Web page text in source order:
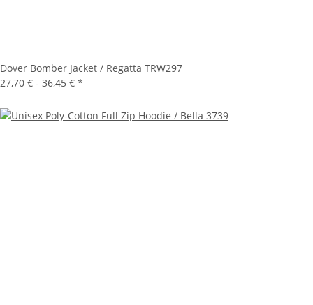
Dover Bomber Jacket / Regatta TRW297
27,70 € - 36,45 € *